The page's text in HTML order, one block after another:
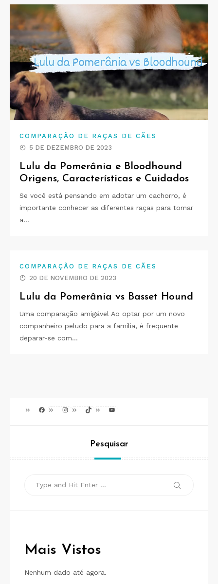
COMPARAÇÃO DE RAÇAS DE CÃES
5 DE DEZEMBRO DE 2023
Lulu da Pomerânia e Bloodhound
Origens, Características e Cuidados
Se você está pensando em adotar um cachorro, é
importante conhecer as diferentes raças para tomar
a…
COMPARAÇÃO DE RAÇAS DE CÃES
20 DE NOVEMBRO DE 2023
Lulu da Pomerânia vs Basset Hound
Uma comparação amigável Ao optar por um novo
companheiro peludo para a família, é frequente
deparar-se com…
FacebookInstagramTikTok Youtube
Pesquisar
Search
Mais Vistos
Nenhum dado até agora.